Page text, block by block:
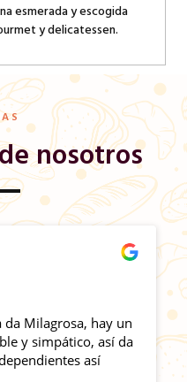
esmerada y escogida
y delicatessen.
nosotros
as it gets, quite
very much for
to you All.